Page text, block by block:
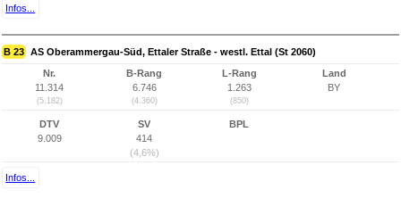
Infos...
B 23 AS Oberammergau-Süd, Ettaler Straße - westl. Ettal (St 2060)
Nr.
11.314
(5.182)
B-Rang
6.746
(4.360)
L-Rang
1.263
(850)
Land
BY
DTV
9.009
SV
414
(4,6%)
BPL
Infos...